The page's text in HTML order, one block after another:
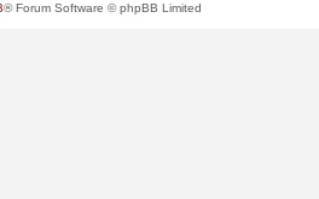
® Forum Software © phpBB Limited